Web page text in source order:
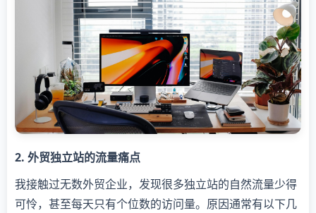
2. 外贸独立站的流量痛点
我接触过无数外贸企业，发现很多独立站的自然流量少得
可怜，甚至每天只有个位数的访问量。原因通常有以下几